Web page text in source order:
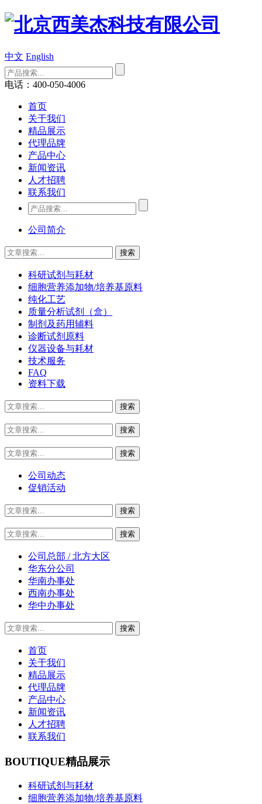
中文 English
电话：400-050-4006
首页
关于我们
精品展示
代理品牌
产品中心
新闻资讯
人才招聘
联系我们
公司简介
科研试剂与耗材
细胞营养添加物/培养基原料
纯化工艺
质量分析试剂（盒）
制剂及药用辅料
诊断试剂原料
仪器设备与耗材
技术服务
FAQ
资料下载
公司动态
促销活动
公司总部 / 北方大区
华东分公司
华南办事处
西南办事处
华中办事处
首页
关于我们
精品展示
代理品牌
产品中心
新闻资讯
人才招聘
联系我们
BOUTIQUE精品展示
科研试剂与耗材
细胞营养添加物/培养基原料